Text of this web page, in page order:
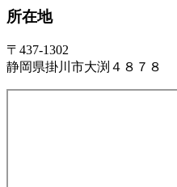
所在地
〒437-1302
静岡県掛川市大渕４８７８